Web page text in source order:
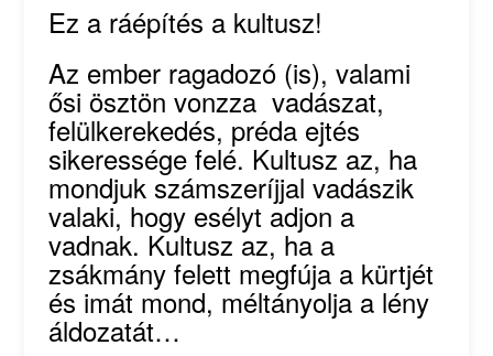
Ez a ráépítés a kultusz!
Az ember ragadozó (is), valami
ősi ösztön vonzza vadászat,
felülkerekedés, préda ejtés
sikeressége felé. Kultusz az, ha
mondjuk számszeríjjal vadászik
valaki, hogy esélyt adjon a
vadnak. Kultusz az, ha a
zsákmány felett megfúja a kürtjét
és imát mond, méltányolja a lény
áldozatát…